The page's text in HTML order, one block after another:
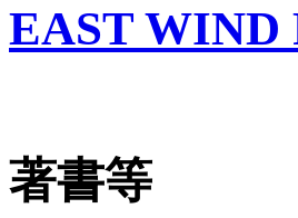
EAST WIND
著書等